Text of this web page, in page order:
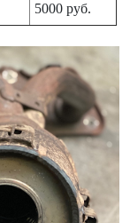
5000 руб.